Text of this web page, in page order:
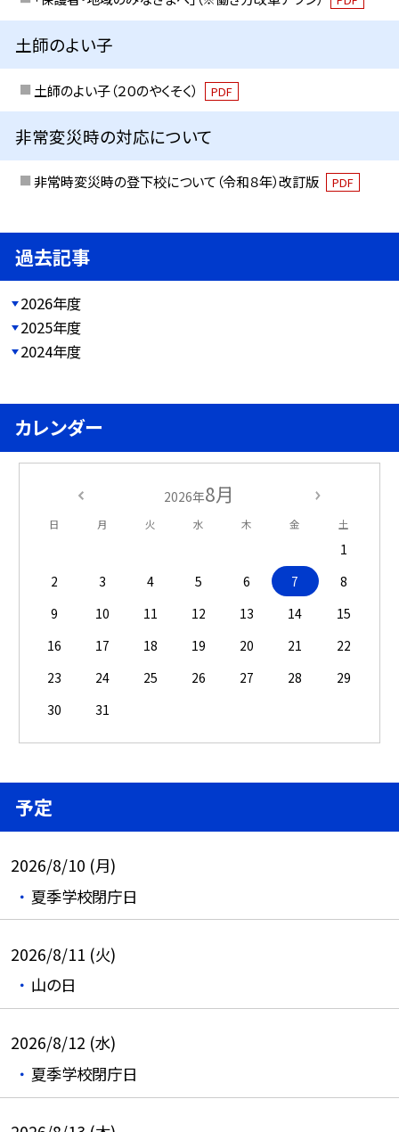
土師のよい子
土師のよい子（２０のやくそく） PDF
非常変災時の対応について
非常時変災時の登下校について（令和８年）改訂版 PDF
過去記事
2026年度
2025年度
2024年度
カレンダー
2026年8月
日 月 火 水 木 金 土
1
2
3 4 5 6 7
8
9
10 11 12 13 14
15
16
17 18 19 20 21
22
23
24 25 26 27 28
29
30
31
予定
2026/8/10 (月)
夏季学校閉庁日
2026/8/11 (火)
山の日
2026/8/12 (水)
夏季学校閉庁日